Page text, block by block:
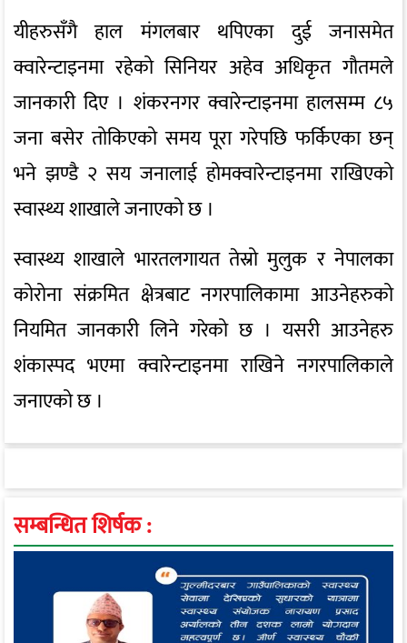
यीहरुसँगै हाल मंगलबार थपिएका दुई जनासमेत
क्वारेन्टाइनमा रहेको सिनियर अहेव अधिकृत गौतमले
जानकारी दिए । शंकरनगर क्वारेन्टाइनमा हालसम्म ८५
जना बसेर तोकिएको समय पूरा गरेपछि फर्किएका छन्
भने झण्डै २ सय जनालाई होमक्वारेन्टाइनमा राखिएको
स्वास्थ्य शाखाले जनाएको छ ।
स्वास्थ्य शाखाले भारतलगायत तेस्रो मुलुक र नेपालका
कोरोना संक्रमित क्षेत्रबाट नगरपालिकामा आउनेहरुको
नियमित जानकारी लिने गरेको छ । यसरी आउनेहरु
शंकास्पद भएमा क्वारेन्टाइनमा राखिने नगरपालिकाले
जनाएको छ ।
सम्बन्धित शिर्षक :